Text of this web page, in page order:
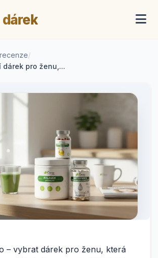
/
pro ženu,...
– vybrat dárek pro ženu, která